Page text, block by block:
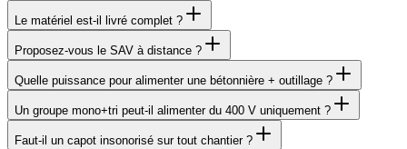
Le matériel est-il livré complet ?
Proposez-vous le SAV à distance ?
Quelle puissance pour alimenter une bétonnière + outillage ?
Un groupe mono+tri peut-il alimenter du 400 V uniquement ?
Faut-il un capot insonorisé sur tout chantier ?